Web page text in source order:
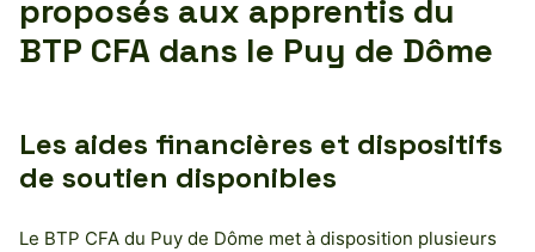
proposés aux apprentis du
BTP CFA dans le Puy de Dôme
Les aides financières et dispositifs
de soutien disponibles
Le BTP CFA du Puy de Dôme met à disposition plusieurs